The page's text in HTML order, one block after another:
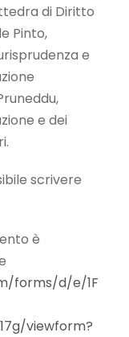
di Diritto
Pinto,
e
e dei
scrivere
è
forms/d/e/1F
viewform?